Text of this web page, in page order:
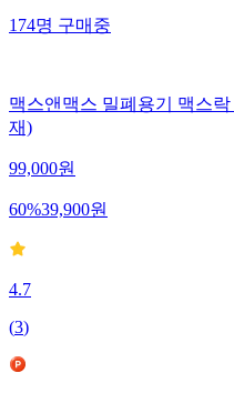
174명 구매중
맥스앤맥스 밀폐용기 맥스
재)
99,000원
60%39,900원
4.7
(3)